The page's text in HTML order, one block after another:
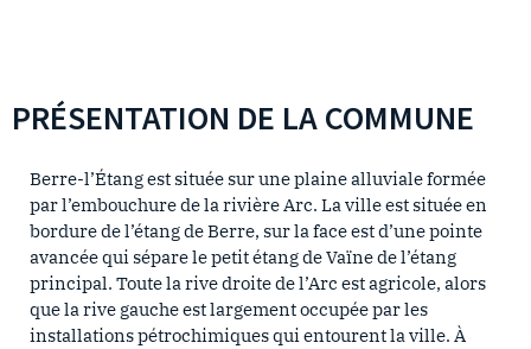
PRÉSENTATION DE LA COMMUNE
Berre-l’Étang est située sur une plaine alluviale formée
par l’embouchure de la rivière Arc. La ville est située en
bordure de l’étang de Berre, sur la face est d’une pointe
avancée qui sépare le petit étang de Vaïne de l’étang
principal. Toute la rive droite de l’Arc est agricole, alors
que la rive gauche est largement occupée par les
installations pétrochimiques qui entourent la ville. À